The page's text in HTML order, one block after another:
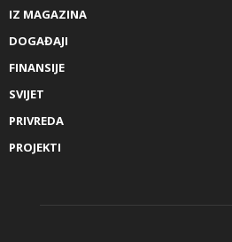
IZ MAGAZINA
DOGAĐAJI
FINANSIJE
SVIJET
PRIVREDA
PROJEKTI